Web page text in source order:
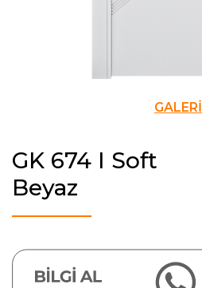
GALERİ
GK 674 I Soft
Beyaz